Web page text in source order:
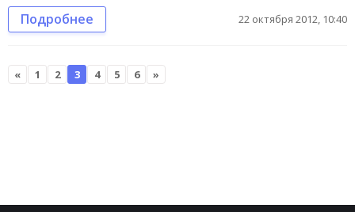
Подробнее 22 октября 2012, 10:40
« 1 2 3 4 5 6 »